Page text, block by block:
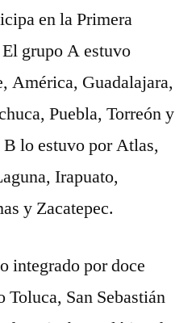
en la Primera
grupo A estuvo
América, Guadalajara,
Puebla, Torreón y
lo estuvo por Atlas,
Irapuato,
y Zacatepec.
integrado por doce
San Sebastián